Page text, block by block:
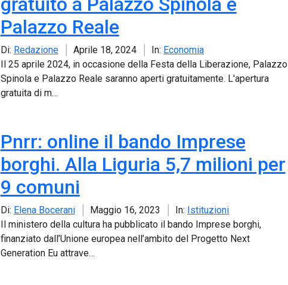
Palazzo Reale
Di: Redazione Aprile 18, 2024 In: Economia
Il 25 aprile 2024, in occasione della Festa della Liberazione, Palazzo
Spinola e Palazzo Reale saranno aperti gratuitamente. L'apertura
gratuita di m…
Pnrr: online il bando Imprese
borghi. Alla Liguria 5,7 milioni per
9 comuni
Di: Elena Bocerani Maggio 16, 2023 In: Istituzioni
Il ministero della cultura ha pubblicato il bando Imprese borghi,
finanziato dall’Unione europea nell’ambito del Progetto Next
Generation Eu attrave…